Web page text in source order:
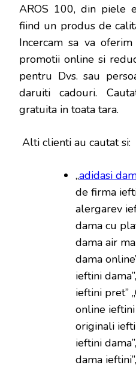
AROS 100, din piele
fiind un produs de
Incercam sa va
promotii online si
pentru Dvs. sau
daruiti cadouri.
gratuita in toata tara.
Alti clienti au cautat si:
„adidasi
de firma
alergarev
dama cu
dama air
dama
ieftini
ieftini pret”
online ieftini
originali
ieftini
dama